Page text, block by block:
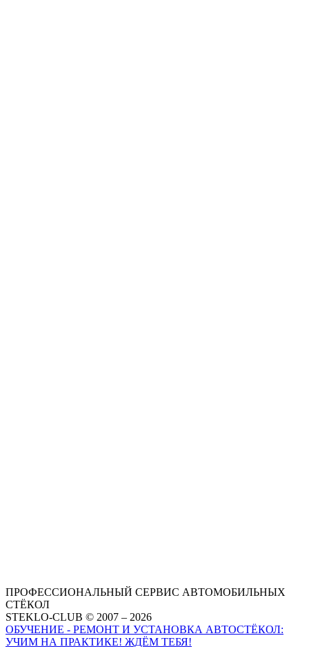
ПРОФЕССИОНАЛЬНЫЙ СЕРВИС АВТОМОБИЛЬНЫХ
СТЁКОЛ
STEKLO-CLUB © 2007 – 2026
ОБУЧЕНИЕ - РЕМОНТ И УСТАНОВКА АВТОСТЁКОЛ:
УЧИМ НА ПРАКТИКЕ! ЖДЁМ ТЕБЯ!